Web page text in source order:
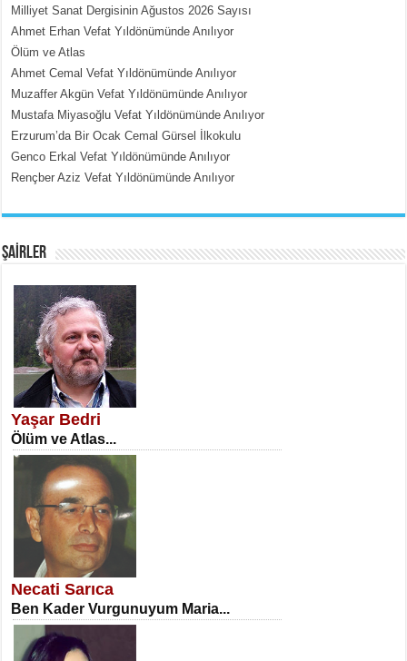
MEHMET ÇOBAN
İçerdeki Put Dışardaki Maskeler...
SATILMIŞ ÜMİT ÇETİNKAYA
Erkenlik...
NECLA DİLEK ARSLAN
Öğretmenler Günü Mahkemesi...
Milliyet Sanat Dergisinin Ağustos 2026 Sayısı
Ahmet Erhan Vefat Yıldönümünde Anılıyor
Ölüm ve Atlas
Ahmet Cemal Vefat Yıldönümünde Anılıyor
Muzaffer Akgün Vefat Yıldönümünde Anılıyor
Mustafa Miyasoğlu Vefat Yıldönümünde Anılıyor
Erzurum’da Bir Ocak Cemal Gürsel İlkokulu
Genco Erkal Vefat Yıldönümünde Anılıyor
Rençber Aziz Vefat Yıldönümünde Anılıyor
ŞAİRLER
Yaşar Bedri
Ölüm ve Atlas...
Necati Sarıca
Ben Kader Vurgunuyum Maria...